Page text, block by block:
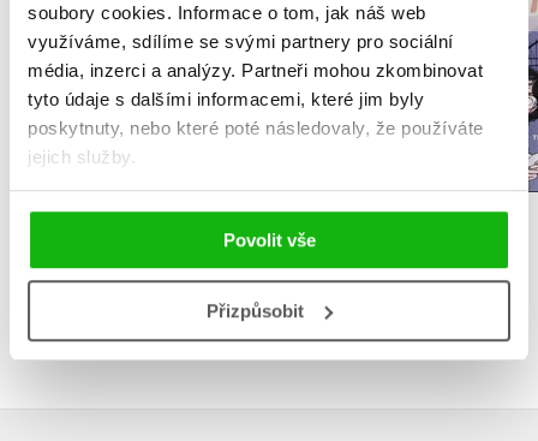
soubory cookies. Informace o tom, jak náš web
využíváme, sdílíme se svými partnery pro sociální
média, inzerci a analýzy. Partneři mohou zkombinovat
tyto údaje s dalšími informacemi, které jim byly
poskytnuty, nebo které poté následovaly, že používáte
jejich služby.
Povolit vše
Přizpůsobit
Do košíku
Do